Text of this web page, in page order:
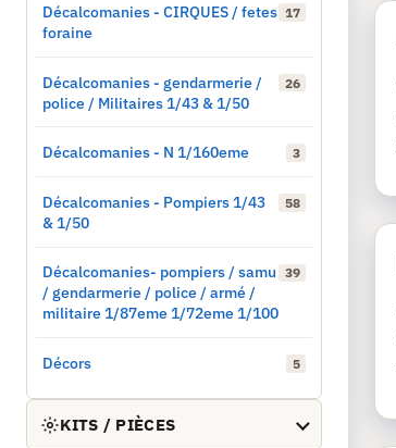
Décalcomanies - CIRQUES / fetes
foraine
17
Décalcomanies - gendarmerie /
police / Militaires 1/43 & 1/50
26
Décalcomanies - N 1/160eme 3
Décalcomanies - Pompiers 1/43
& 1/50
58
Décalcomanies- pompiers / samu
/ gendarmerie / police / armé /
militaire 1/87eme 1/72eme 1/100
39
Décors 5
KITS / PIÈCES